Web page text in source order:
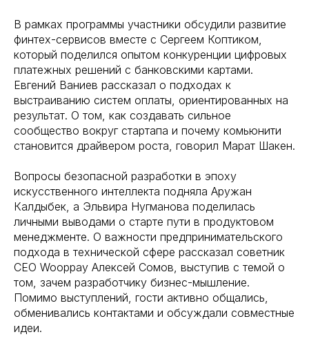
В рамках программы участники обсудили развитие
финтех-сервисов вместе с Сергеем Коптиком,
который поделился опытом конкуренции цифровых
платежных решений с банковскими картами.
Евгений Ваниев рассказал о подходах к
выстраиванию систем оплаты, ориентированных на
результат. О том, как создавать сильное
сообщество вокруг стартапа и почему комьюнити
становится драйвером роста, говорил Марат Шакен.
Вопросы безопасной разработки в эпоху
искусственного интеллекта подняла Аружан
Калдыбек, а Эльвира Нугманова поделилась
личными выводами о старте пути в продуктовом
менеджменте. О важности предпринимательского
подхода в технической сфере рассказал советник
CEO Wooppay Алексей Сомов, выступив с темой о
том, зачем разработчику бизнес-мышление.
Помимо выступлений, гости активно общались,
обменивались контактами и обсуждали совместные
идеи.